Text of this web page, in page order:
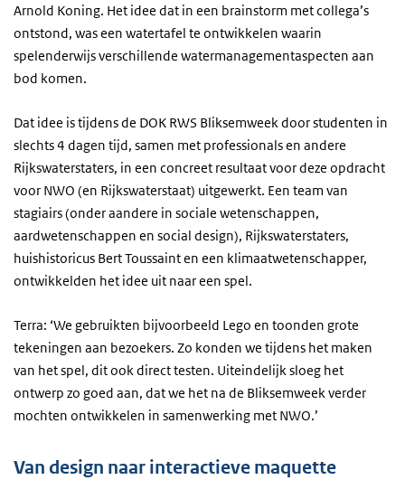
Arnold Koning. Het idee dat in een brainstorm met collega’s
ontstond, was een watertafel te ontwikkelen waarin
spelenderwijs verschillende watermanagementaspecten aan
bod komen.
Dat idee is tijdens de DOK RWS Bliksemweek door studenten in
slechts 4 dagen tijd, samen met professionals en andere
Rijkswaterstaters, in een concreet resultaat voor deze opdracht
voor NWO (en Rijkswaterstaat) uitgewerkt. Een team van
stagiairs (onder aandere in sociale wetenschappen,
aardwetenschappen en social design), Rijkswaterstaters,
huishistoricus Bert Toussaint en een klimaatwetenschapper,
ontwikkelden het idee uit naar een spel.
Terra: ‘We gebruikten bijvoorbeeld Lego en toonden grote
tekeningen aan bezoekers. Zo konden we tijdens het maken
van het spel, dit ook direct testen. Uiteindelijk sloeg het
ontwerp zo goed aan, dat we het na de Bliksemweek verder
mochten ontwikkelen in samenwerking met NWO.’
Van design naar interactieve maquette